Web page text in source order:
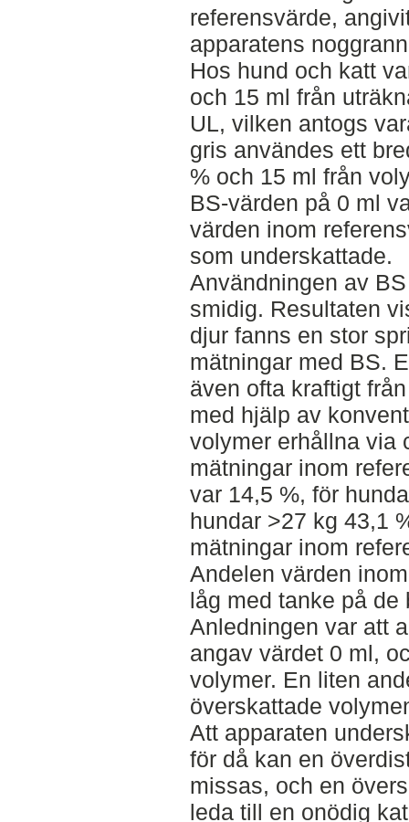
referensvärde,
apparatens
Hos hund och katt
och 15 ml från
UL, vilken antogs
gris användes ett
% och 15 ml från
BS-värden på 0 ml
värden inom
som underskattade.
Användningen av
smidig. Resultaten
djur fanns en stor
mätningar med BS.
även ofta kraftigt
med hjälp av
volymer erhållna via
mätningar inom
var 14,5 %, för
hundar >27 kg 43,1
mätningar inom
Andelen värden
låg med tanke på de
Anledningen var att
angav värdet 0 ml,
volymer. En liten
överskattade
Att apparaten
för då kan en
missas, och en
leda till en onödig